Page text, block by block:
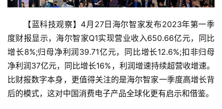
【蓝科技观察】4月27日海尔智家发布2023年第一季
度财报显示，海尔智家Q1实现营业收入650.66亿元，同比
增长8%;归母净利润39.71亿元，同比增长12.6%;扣非归母
净利润37亿元，同比增长16%，利润增速持续超营收增速。
比财报数字本身，更值得关注的是海尔智家一季度高增长背
后的模式，这对中国消费电子产品全球化更有启示和借鉴。